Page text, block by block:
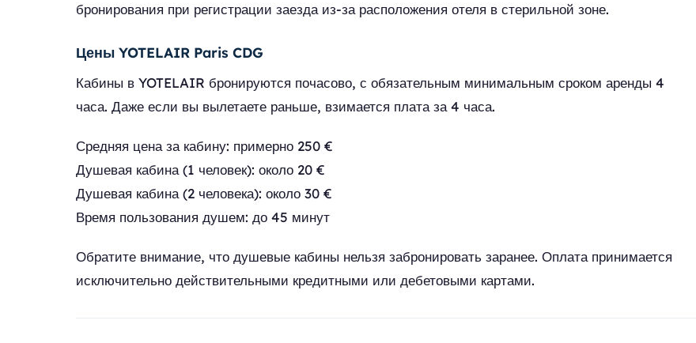
бронирования при регистрации заезда из-за расположения отеля в стерильной зоне.
Цены YOTELAIR Paris CDG
Кабины в YOTELAIR бронируются почасово, с обязательным минимальным сроком аренды 4
часа. Даже если вы вылетаете раньше, взимается плата за 4 часа.
Средняя цена за кабину: примерно 250 €
Душевая кабина (1 человек): около 20 €
Душевая кабина (2 человека): около 30 €
Время пользования душем: до 45 минут
Обратите внимание, что душевые кабины нельзя забронировать заранее. Оплата принимается
исключительно действительными кредитными или дебетовыми картами.